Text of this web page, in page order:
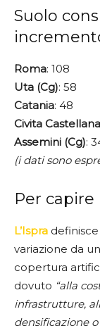
Suolo
Roma: 108
Uta (Cg): 58
Catania: 48
Civita Castellana
Assemini (Cg):
(i dati sono
Per
L’Ispra
variazione da
copertura
dovuto “alla
infrastrutture,
densificazione